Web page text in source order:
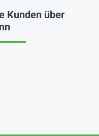
Kunden über